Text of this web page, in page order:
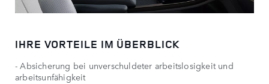
IHRE VORTEILE IM ÜBERBLICK
- Absicherung bei unverschuldeter arbeitslosigkeit und
arbeitsunfähigkeit​